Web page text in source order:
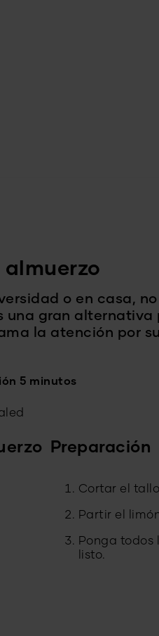
o en casa,
una gran
la atención por
5 minutos
Preparación
Cortar el
Partir el
Ponga todos
listo.